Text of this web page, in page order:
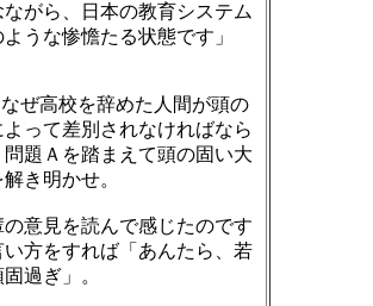
がら、日本の教育システム
うな惨憺たる状態です」
ぜ高校を辞めた人間が頭の
よって差別されなければなら
問題Ａを踏まえて頭の固い大
き明かせ。
の意見を読んで感じたのです
い方をすれば「あんたら、若
過ぎ」。